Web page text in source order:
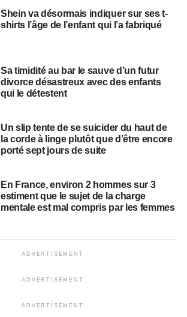
Shein va désormais indiquer sur ses t-
shirts l’âge de l’enfant qui l’a fabriqué
Sa timidité au bar le sauve d’un futur
divorce désastreux avec des enfants
qui le détestent
Un slip tente de se suicider du haut de
la corde à linge plutôt que d’être encore
porté sept jours de suite
En France, environ 2 hommes sur 3
estiment que le sujet de la charge
mentale est mal compris par les femmes
ADVERTISEMENT
ADVERTISEMENT
ADVERTISEMENT